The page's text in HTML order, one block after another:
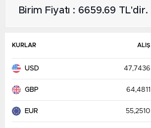
Birim Fiyatı : 6659.69 TL'dir.
KURLAR ALIŞ
USD 47,7436
GBP 64,4811
EUR 55,2510